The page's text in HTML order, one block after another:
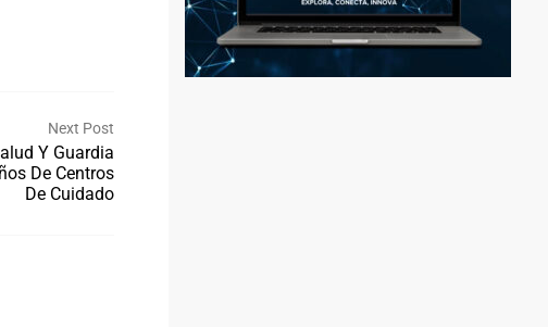
Next Post
Y Guardia
De Centros
De Cuidado